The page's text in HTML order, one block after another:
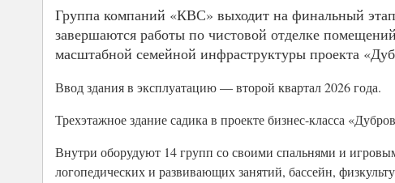
Группа компаний «КВС» выходит на финальный
завершаются работы по чистовой отделке
масштабной семейной инфраструктуры проекта
Ввод здания в эксплуатацию — второй квартал 2026 года.
Трехэтажное здание садика в проекте бизнес-класса
Внутри оборудуют 14 групп со своими спальнями и
логопедических и развивающих занятий, бассейн,